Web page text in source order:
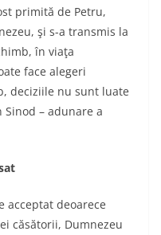
primită de Petru,
şi s-a transmis la
în viaţa
face alegeri
deciziile nu sunt luate
– adunare a
acceptat deoarece
căsătorii, Dumnezeu